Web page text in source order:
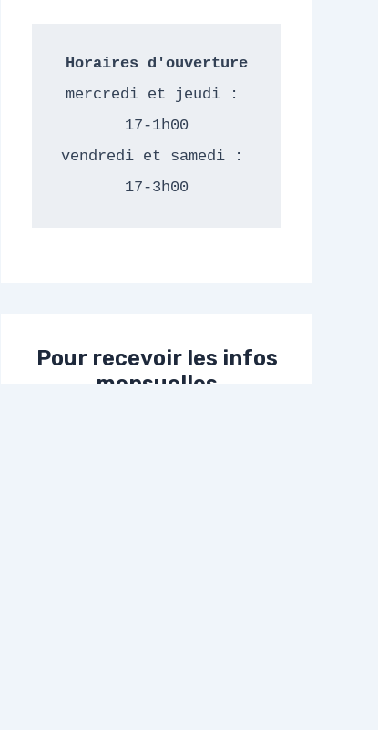
Horaires d'ouverture
mercredi et jeudi :
17-1h00
vendredi et samedi :
17-3h00
Pour recevoir les infos
mensuelles